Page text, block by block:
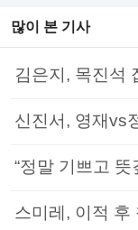
많이 본 기사
김은지, 목진석
신진서, 영재vs
“정말 기쁘고
스미레, 이적 후